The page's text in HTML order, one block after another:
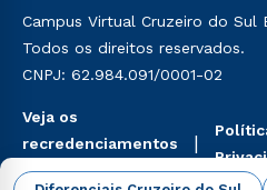
mencionadas são referentes
Religioso, Geografia para a
do Ensino de História:
Campus Virtual Cruzeiro do
Todos os direitos reservados.
CNPJ: 62.984.091/0001-02
Veja os
recredenciamentos
aqui